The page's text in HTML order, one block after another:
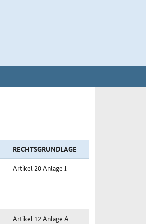
RECHTSGRUNDLAGE
Artikel 20 Anlage I
Artikel 12 Anlage A